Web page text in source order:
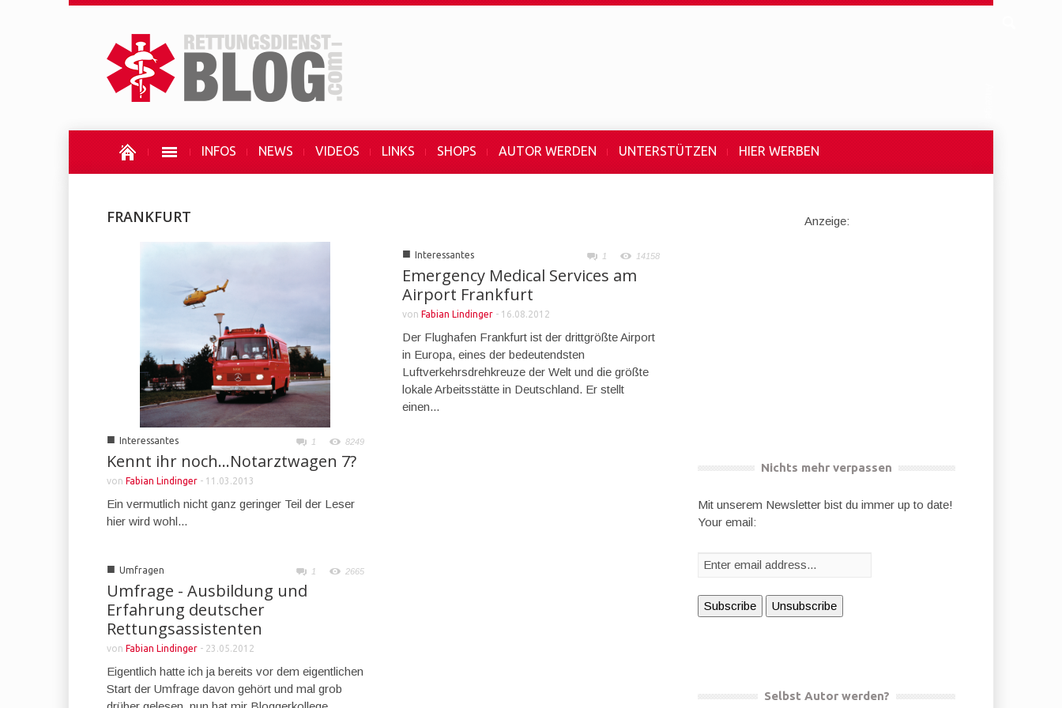
INFOS NEWS VIDEOS LINKS SHOPS AUTOR WERDEN UNTERSTÜTZEN HIER WERBEN
FRANKFURT
■ Interessantes 1 8249
Kennt ihr noch…Notarztwagen 7?
von Fabian Lindinger - 11.03.2013
Ein vermutlich nicht ganz geringer Teil der Leser
hier wird wohl...
■ Interessantes 1 14158
Emergency Medical Services am
Airport Frankfurt
von Fabian Lindinger- 16.08.2012
Der Flughafen Frankfurt ist der drittgrößte Airport
in Europa, eines der bedeutendsten
Luftverkehrsdrehkreuze der Welt und die größte
lokale Arbeitsstätte in Deutschland. Er stellt
einen...
■ Umfragen 1 2665
Umfrage - Ausbildung und
Erfahrung deutscher
Rettungsassistenten
von Fabian Lindinger - 23.05.2012
Eigentlich hatte ich ja bereits vor dem eigentlichen
Start der Umfrage davon gehört und mal grob
Anzeige:
Nichts mehr verpassen
Mit unserem Newsletter bist du immer up to date!
Your email:
Selbst Autor werden?